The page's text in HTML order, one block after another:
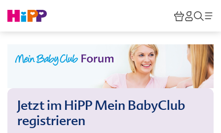
HiPP
Jetzt im HiPP Mein BabyClub
registrieren